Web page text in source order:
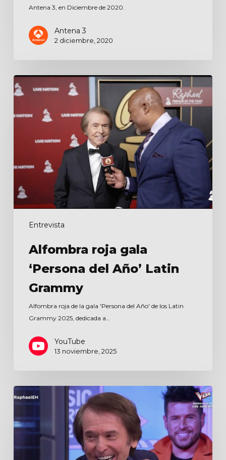
Antena 3, en Diciembre de 2020.
Antena 3
2 diciembre, 2020
Entrevista
Alfombra
roja
‘Persona
Grammy
Alfombra roja gala
‘Persona del Año’ Latin
Grammy
Alfombra roja de la gala 'Persona del Año' de los Latin
Grammy 2025, dedicada a…
YouTube
13 noviembre, 2025
El
hormiguero
3.0